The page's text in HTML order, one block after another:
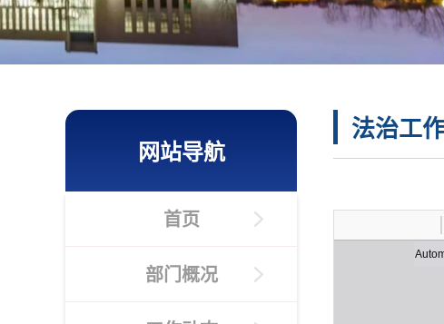
网站导航
首页
部门概况
法治工